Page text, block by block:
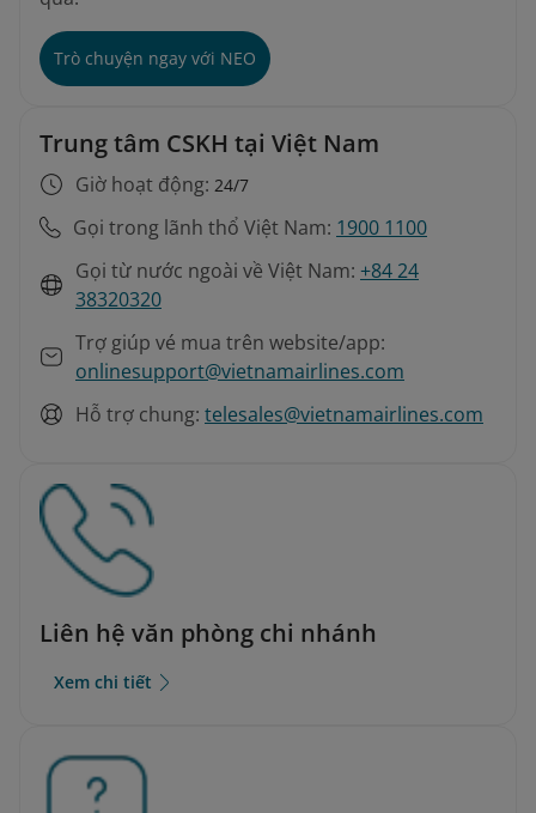
Trò chuyện ngay với NEO
Trung tâm CSKH tại Việt Nam
Giờ hoạt động: 24/7
Gọi trong lãnh thổ Việt Nam: 1900 1100
Gọi từ nước ngoài về Việt Nam: +84 24
38320320
Trợ giúp vé mua trên website/app:
onlinesupport@vietnamairlines.com
Hỗ trợ chung: telesales@vietnamairlines.com
Liên hệ văn phòng chi nhánh
Xem chi tiết